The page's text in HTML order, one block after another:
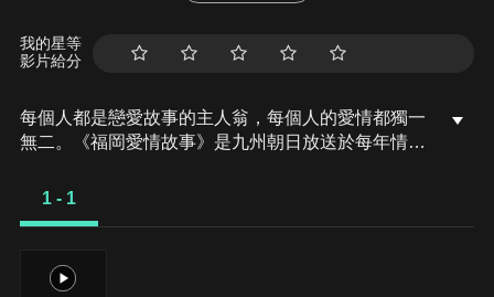
我的星等
影片給分
每個人都是戀愛故事的主人翁，每個人的愛情都獨一
無二。《福岡愛情故事》是九州朝日放送於每年情人
福岡實景拍攝，並邀請當地出身的藝人演出，細膩描
1 - 1
1